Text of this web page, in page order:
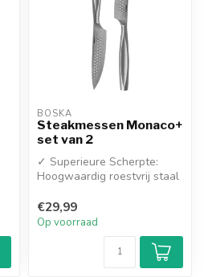
BOSKA
Steakmessen Monaco+
set van 2
✓ Superieure Scherpte:
Hoogwaardig roestvrij staal
✓ Gl...
€29,99
Op voorraad